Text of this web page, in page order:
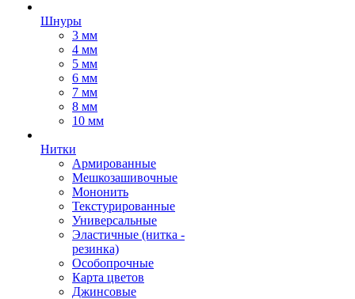
Шнуры
3 мм
4 мм
5 мм
6 мм
7 мм
8 мм
10 мм
Нитки
Армированные
Мешкозашивочные
Мононить
Текстурированные
Универсальные
Эластичные (нитка -
резинка)
Особопрочные
Карта цветов
Джинсовые